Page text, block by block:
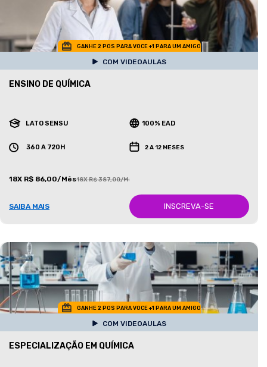
GANHE 2 POS PARA VOCE +1 PARA UM AMIGO
COM VIDEOAULAS
ENSINO DE QUÍMICA
LATO SENSU 100% EAD
360 A 720H 2 A 12 MESES
18X R$ 86,00/Mês18X R$ 387,00/Mês
SAIBA MAIS INSCREVA-SE
GANHE 2 POS PARA VOCE +1 PARA UM AMIGO
COM VIDEOAULAS
ESPECIALIZAÇÃO EM QUÍMICA